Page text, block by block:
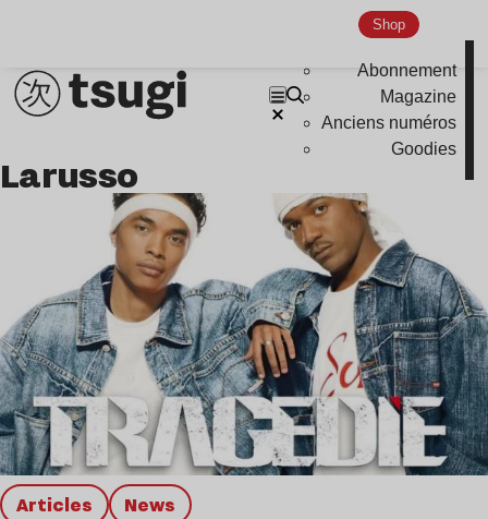
Shop
Abonnement
Magazine
Anciens numéros
Goodies
Larusso
Articles news